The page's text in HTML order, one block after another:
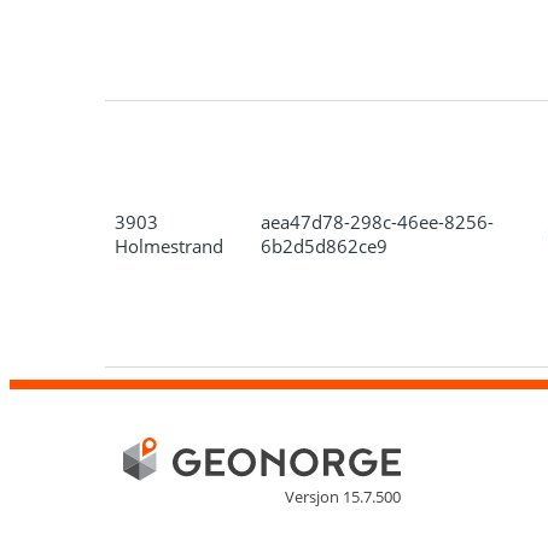
3903
Holmestrand
aea47d78-298c-46ee-8256-
6b2d5d862ce9